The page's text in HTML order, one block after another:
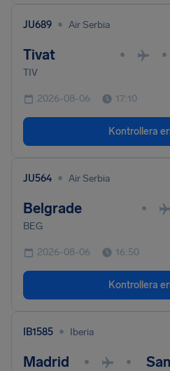
JU689 • Air Serbia
Tivat • •
TIV
2026-08-06 17:10
Kontrollera
JU564 • Air Serbia
Belgrade •
BEG
2026-08-06 16:50
Kontrollera
IB1585 • Iberia
Madrid • •